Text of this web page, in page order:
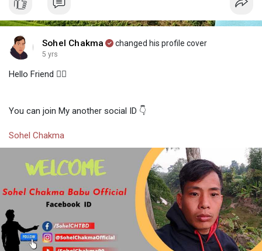
Sohel Chakma changed his profile cover
5 yrs
Hello Friend 🙋‍♂️
You can join My another social ID 👇
Sohel Chakma